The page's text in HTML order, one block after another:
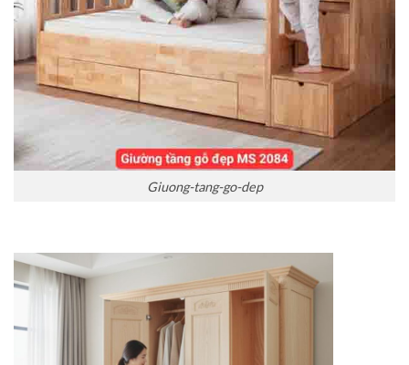
Giuong-tang-go-dep